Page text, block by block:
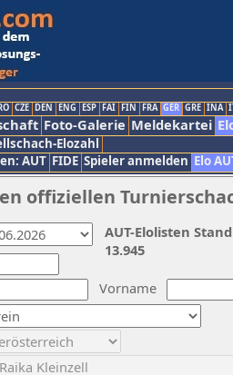
CZE DEN ENG ESP FAI FIN FRA GER GRE INA
Foto-Galerie Meldekartei
Elozahl
AUT FIDE Spieler anmelden Elo
offiziellen
Vorname
AUT-Elolisten
13.945